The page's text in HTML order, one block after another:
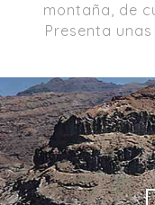
montaña, de
Presenta